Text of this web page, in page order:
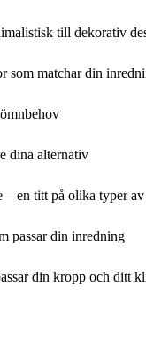
till dekorativ
som matchar din
dina alternativ
en titt på olika typer
passar din inredning
din kropp och ditt